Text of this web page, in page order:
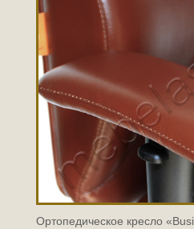
Ортопедическое кресло